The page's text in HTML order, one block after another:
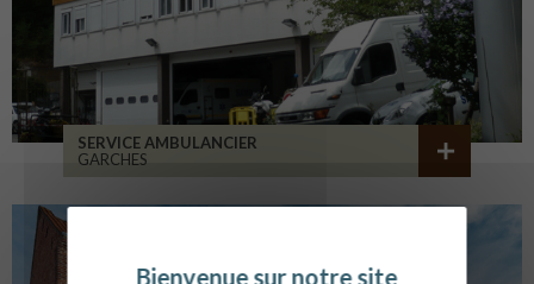
SERVICE AMBULANCIER
GARCHES